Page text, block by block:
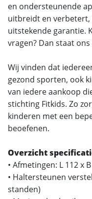
en ondersteunende
uitbreidt en
uitstekende garantie.
vragen? Dan staat
Wij vinden dat
gezond sporten, ook
van iedere aankoop
stichting Fitkids. Zo
kinderen met een
beoefenen.
Overzicht
• Afmetingen: L 112 x
• Haltersteunen
standen)